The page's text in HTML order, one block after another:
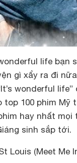
life bạn
gì xẩy ra đi
wonderful life”
top 100 phim
hay nhất
sinh sắp tới.
Louis (Meet Me